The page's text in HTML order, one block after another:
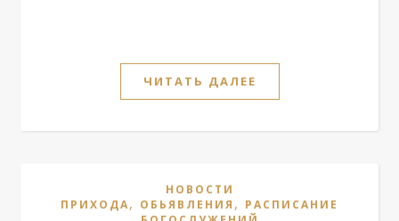
ЧИТАТЬ ДАЛЕЕ
НОВОСТИ
ПРИХОДА, ОБЬЯВЛЕНИЯ , РАСПИСАНИЕ